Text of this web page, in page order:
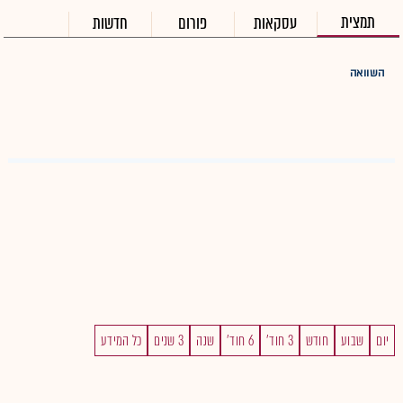
תמצית עסקאות פורום חדשות
השוואה
יום שבוע חודש 3 חוד' 6 חוד' שנה 3 שנים כל המידע